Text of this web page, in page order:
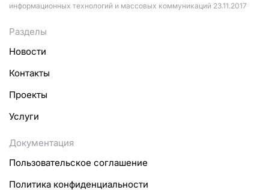
информационных технологий и массовых коммуникаций 23.11.2017
Разделы
Новости
Контакты
Проекты
Услуги
Документация
Пользовательское соглашение
Политика конфиденциальности